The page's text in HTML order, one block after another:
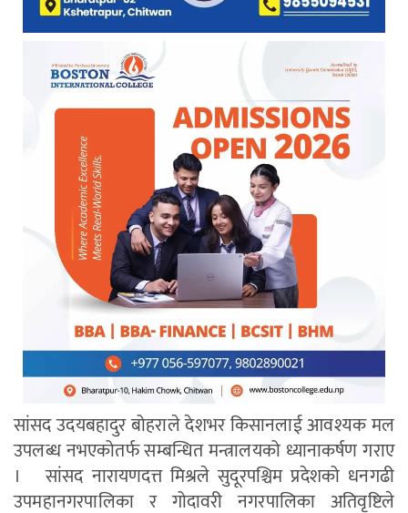
सांसद उदयबहादुर बोहराले देशभर किसानलाई आवश्यक मल
उपलब्ध नभएकोतर्फ सम्बन्धित मन्त्रालयको ध्यानाकर्षण गराए
। सांसद नारायणदत्त मिश्रले सुदूरपश्चिम प्रदेशको धनगढी
उपमहानगरपालिका र गोदावरी नगरपालिका अतिवृष्टिले